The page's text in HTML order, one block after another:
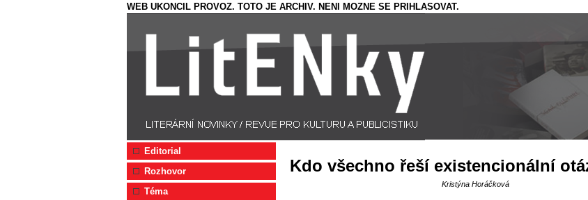
WEB UKONCIL PROVOZ. TOTO JE ARCHIV. NENI MOZNE SE PRIHLASOVAT.
Editorial
Rozhovor
Téma
Kdo všechno řeší existencionální
Kristýna Horáčková